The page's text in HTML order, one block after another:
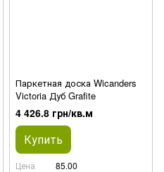
Паркетная доска Wicanders
Victoria Дуб Grafite
4 426.8 грн/кв.м
Купить
Цена
85.00